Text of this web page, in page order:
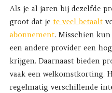
Als je al jaren bij dezelfde
groot dat je te veel betaalt
abonnement. Misschien
een andere provider een
krijgen. Daarnaast bieden
vaak een welkomstkorting.
regelmatig verschillende